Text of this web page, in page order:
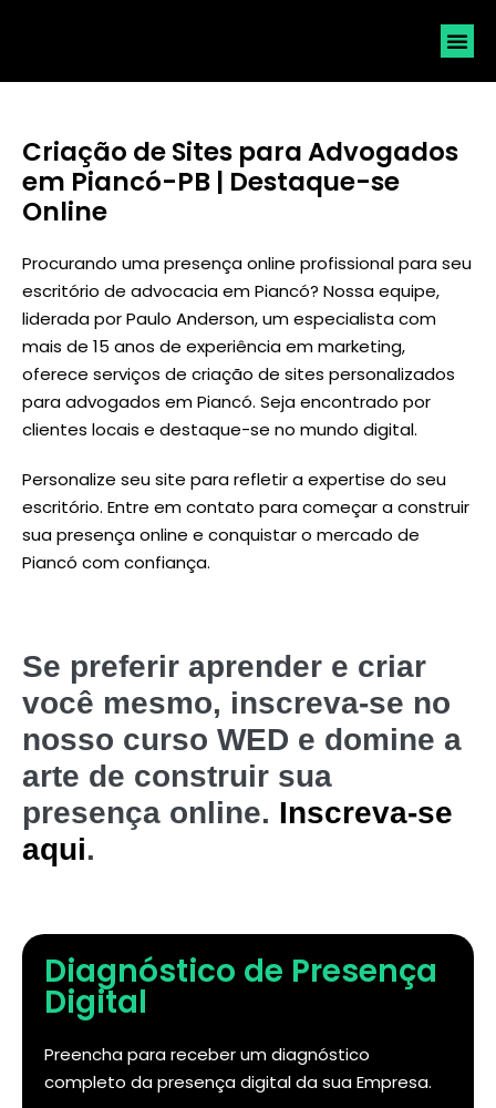
Criação de Sites para Advogados
em Piancó-PB | Destaque-se
Online
Procurando uma presença online profissional para seu
escritório de advocacia em Piancó? Nossa equipe,
liderada porPaulo Anderson, um especialista com
mais de 15 anos de experiência em marketing,
oferece serviços de criação de sites personalizados
para advogados em Piancó. Seja encontrado por
clientes locais e destaque-se no mundo digital.
Personalize seu site para refletir a expertise do seu
escritório. Entre em contato para começar a construir
sua presença online e conquistar o mercado de
Piancó com confiança.
Se preferir aprender e criar
você mesmo, inscreva-se no
nosso curso WED e domine a
arte de construir sua
presença online. Inscreva-se
aqui.
Diagnóstico de Presença
Digital
Preencha para receber um diagnóstico
completo da presença digital da sua Empresa.